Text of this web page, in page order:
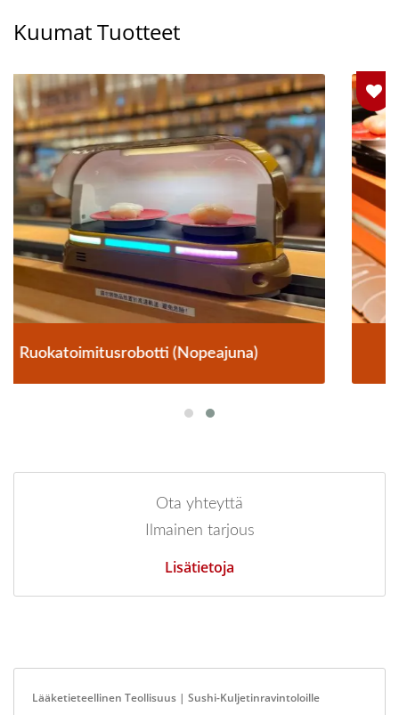
Kuumat Tuotteet
Ruokajuna-Toimitusjärjestelmä
Ota yhteyttä
Ilmainen tarjous
Lisätietoja
Lääketieteellinen Teollisuus | Sushi-Kuljetinravintoloille